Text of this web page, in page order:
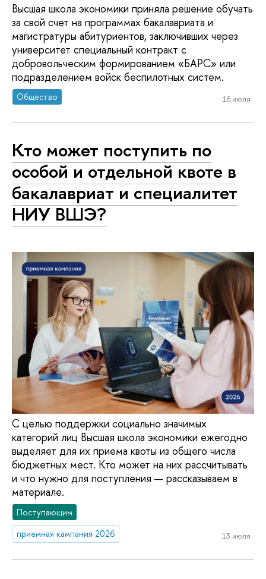
Высшая школа экономики приняла решение обучать
за свой счет на программах бакалавриата и
магистратуры абитуриентов, заключивших через
университет специальный контракт с
добровольческим формированием «БАРС» или
подразделением войск беспилотных систем.
Общество 16 июля
Кто может поступить по
особой и отдельной квоте в
бакалавриат и специалитет
НИУ ВШЭ?
С целью поддержки социально значимых
категорий лиц Высшая школа экономики ежегодно
выделяет для их приема квоты из общего числа
бюджетных мест. Кто может на них рассчитывать
и что нужно для поступления — рассказываем в
материале.
Поступающим
приемная кампания 2026
13 июля